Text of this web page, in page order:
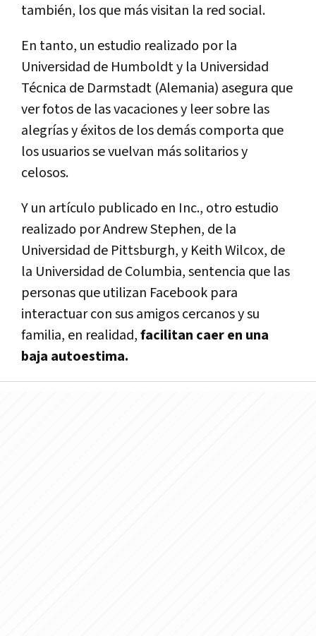
también, los que más visitan la red social.
En tanto, un estudio realizado por la
Universidad de Humboldt y la Universidad
Técnica de Darmstadt (Alemania) asegura que
ver fotos de las vacaciones y leer sobre las
alegrías y éxitos de los demás comporta que
los usuarios se vuelvan más solitarios y
celosos.
Y un artículo publicado en Inc., otro estudio
realizado por Andrew Stephen, de la
Universidad de Pittsburgh, y Keith Wilcox, de
la Universidad de Columbia, sentencia que las
personas que utilizan Facebook para
interactuar con sus amigos cercanos y su
familia, en realidad,facilitan caer en una
baja autoestima.